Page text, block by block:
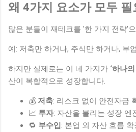
왜 4가지 요소가 모두 필
많은 분들이 재테크를 '한 가지 전략'
예: 저축만 하거나, 주식만 하거나, 부
하지만 실제로는 이 네 가지가 ‘하나
산이 복합적으로 성장합니다.
💰 저축: 리스크 없이 안전자금
📈 투자: 자산을 불리는 성장 엔
🔁 부수입 : 본업 외 자산 흐름 확